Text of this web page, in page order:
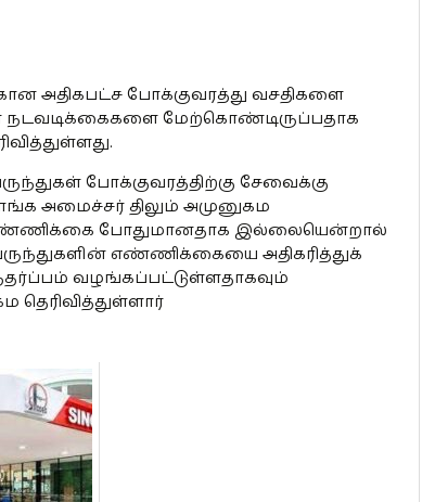
அதிகபட்ச போக்குவரத்து வசதிகளை
மேற்கொண்டிருப்பதாக
போக்குவரத்திற்கு சேவைக்கு
அமைச்சர் திலும் அமுனுகம
எண்ணிக்கை போதுமானதாக இல்லையென்றால்
எண்ணிக்கையை அதிகரித்துக்
வழங்கப்பட்டுள்ளதாகவும்
தெரிவித்துள்ளார்